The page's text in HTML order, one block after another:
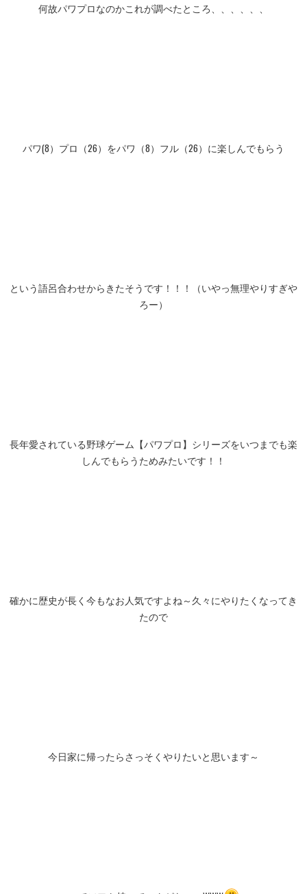
何故パワプロなのかこれが調べたところ、、、、、、
パワ(8）プロ（26）をパワ（8）フル（26）に楽しんでもらう
という語呂合わせからきたそうです！！！（いやっ無理やりすぎや
ろー）
長年愛されている野球ゲーム【パワプロ】シリーズをいつまでも楽
しんでもらうためみたいです！！
確かに歴史が長く今もなお人気ですよね～久々にやりたくなってき
たので
今日家に帰ったらさっそくやりたいと思います～